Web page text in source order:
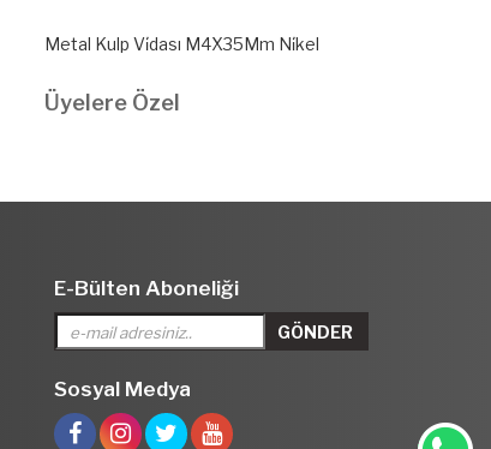
Metal Kulp Vi̇dası M4X35Mm Ni̇kel
Üyelere Özel
E-Bülten Aboneliği
Sosyal Medya